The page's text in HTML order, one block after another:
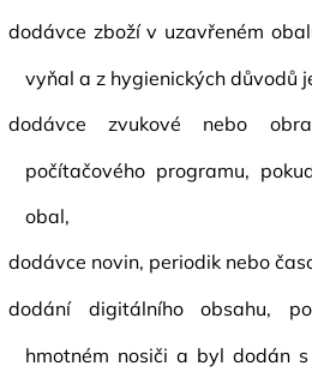
dodávce zboží v uzavřeném
vyňal a z hygienických důvodů
dodávce zvukové nebo
počítačového programu,
obal,
dodávce novin, periodik nebo
dodání digitálního obsahu,
hmotném nosiči a byl dodán